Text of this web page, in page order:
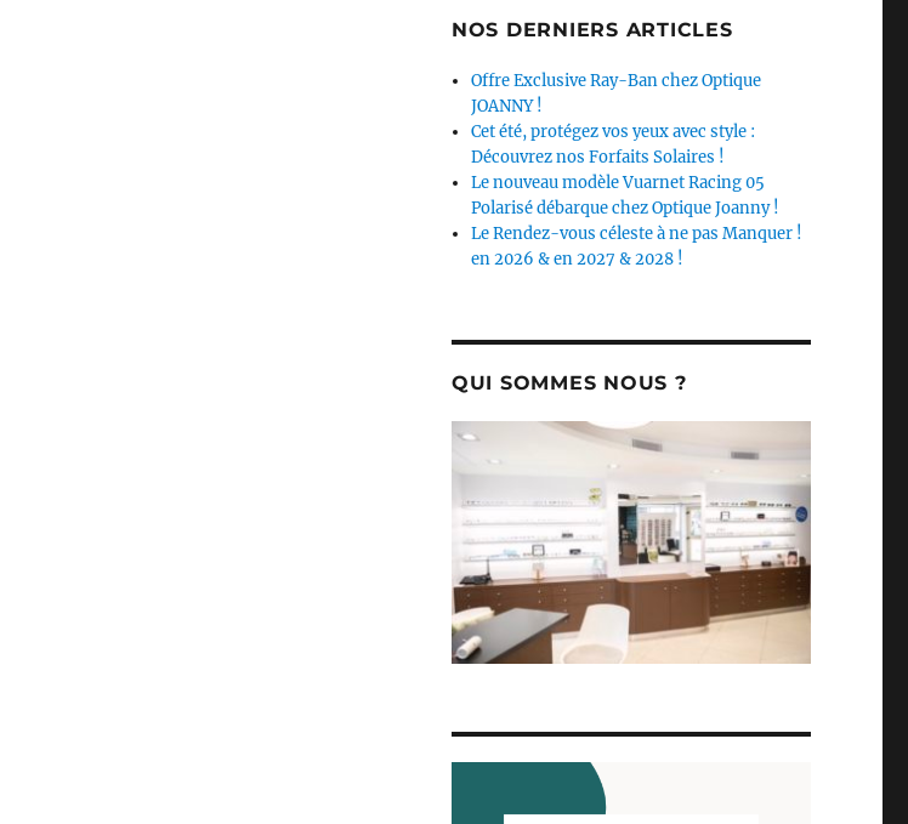
NOS DERNIERS ARTICLES
Offre Exclusive Ray-Ban chez Optique
JOANNY !
Cet été, protégez vos yeux avec style :
Découvrez nos Forfaits Solaires !
Le nouveau modèle Vuarnet Racing 05
Polarisé débarque chez Optique Joanny !
Le Rendez-vous céleste à ne pas Manquer !
en 2026 & en 2027 & 2028 !
QUI SOMMES NOUS ?